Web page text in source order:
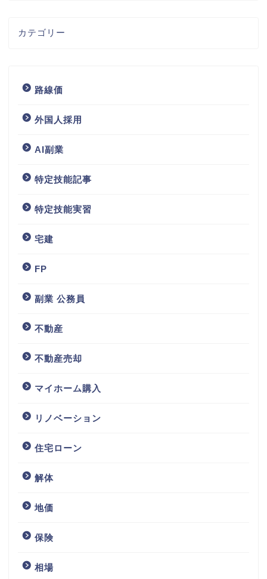
カテゴリー
路線価
外国人採用
AI副業
特定技能記事
特定技能実習
宅建
FP
副業 公務員
不動産
不動産売却
マイホーム購入
リノベーション
住宅ローン
解体
地価
保険
相場